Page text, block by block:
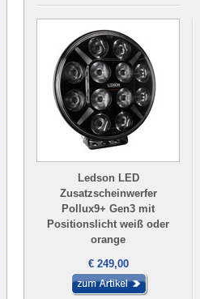
Ledson LED
Zusatzscheinwerfer
Pollux9+ Gen3 mit
Positionslicht weiß oder
orange
€ 249,00